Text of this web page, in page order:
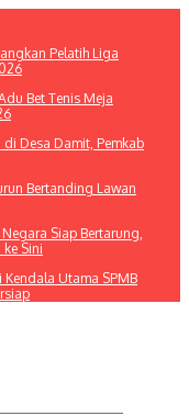
Pelatih Liga
Bet Tenis Meja
di Desa Damit, Pemkab
Bertanding Lawan
Siap Bertarung,
Sini
Kendala Utama SPMB